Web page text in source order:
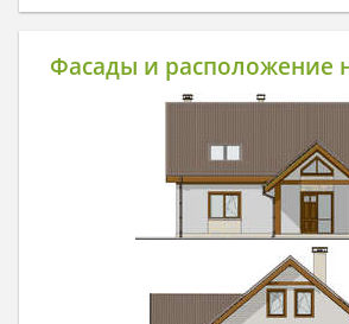
Фасады и расположение